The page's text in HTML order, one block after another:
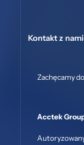
Kontakt z nami
Zachęcamy
Acctek